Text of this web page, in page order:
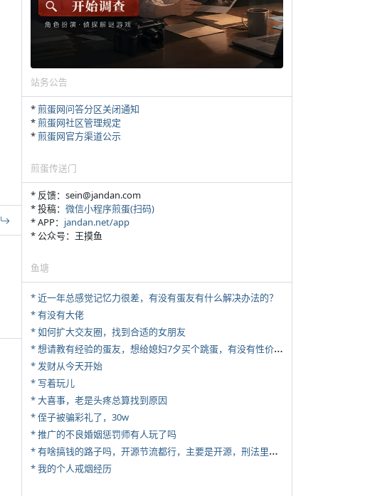
站务公告
*煎蛋网问答分区关闭通知
*煎蛋网社区管理规定
*煎蛋网官方渠道公示
煎蛋传送门
* 反馈：sein@jandan.com
* 投稿： 微信小程序煎蛋(扫码)
* APP： jandan.net/app
* 公众号：王摸鱼
鱼塘
* 近一年总感觉记忆力很差，有没有蛋友有什么解决办法的？
* 有没有大佬
* 如何扩大交友圈，找到合适的女朋友
*
想请教有经验的蛋友，想给媳妇7夕买个跳蛋，有没有性价比高的推荐
* 发财从今天开始
* 写着玩儿
* 大喜事，老是头疼总算找到原因
* 侄子被骗彩礼了，30w
* 推广的不良婚姻惩罚师有人玩了吗
*
有啥搞钱的路子吗，开源节流都行，主要是开源，刑法里的咱不做
* 我的个人戒烟经历